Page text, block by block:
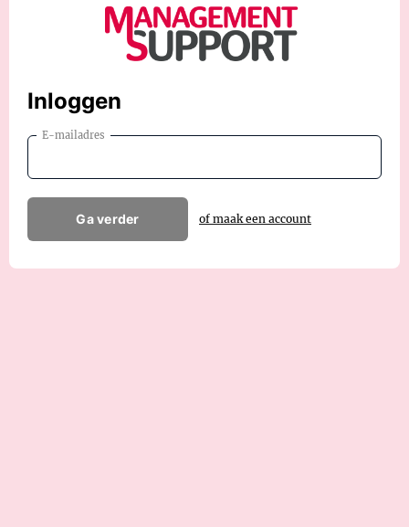
Inloggen
E-mailadres
Ga verder of maak een account